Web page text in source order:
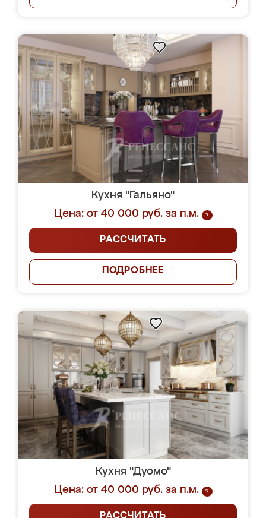
Кухня "Гальяно"
Цена: от 40 000 руб. за п.м.
?
РАССЧИТАТЬ
ПОДРОБНЕЕ
Кухня "Дуомо"
Цена: от 40 000 руб. за п.м.
?